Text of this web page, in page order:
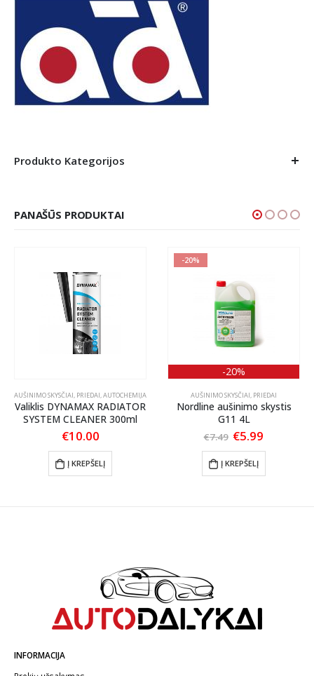
Produkto Kategorijos
PANAŠŪS PRODUKTAI
AUŠINIMO SKYSČIAI, PRIEDAI,AUTOCHEMIJA
Valiklis DYNAMAX RADIATOR
SYSTEM CLEANER 300ml
€10.00
Į KREPŠELĮ
-20%
-20%
AUŠINIMO SKYSČIAI, PRIEDAI
Nordline aušinimo skystis
G11 4L
€7.49 Original
was:
€7.49.
€5.99
Į KREPŠELĮ
INFORMACIJA